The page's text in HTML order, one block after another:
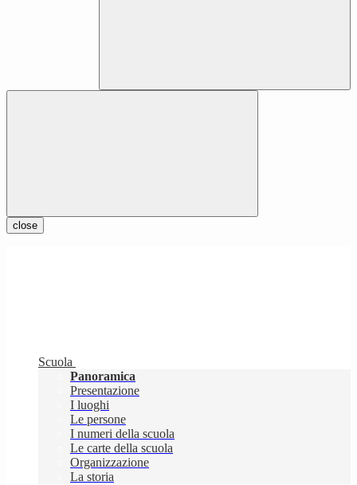
close
Scuola
Panoramica
Presentazione
I luoghi
Le persone
I numeri della scuola
Le carte della scuola
Organizzazione
La storia